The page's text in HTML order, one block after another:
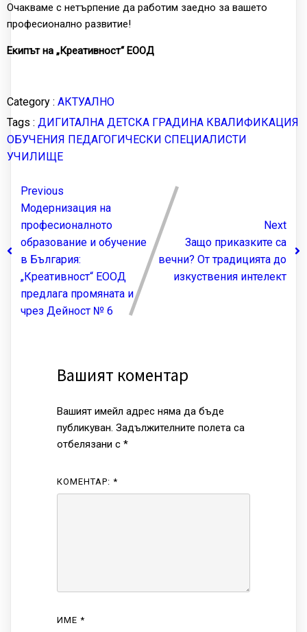
Очакваме с нетърпение да работим заедно за вашето
професионално развитие!
Екипът на „Креативност“ ЕООД
Category : АКТУАЛНО
Tags : ДИГИТАЛНА ДЕТСКА ГРАДИНА КВАЛИФИКАЦИЯ
ОБУЧЕНИЯ ПЕДАГОГИЧЕСКИ СПЕЦИАЛИСТИ
УЧИЛИЩЕ
Previous
Модернизация на
професионалното
образование и обучение
в България:
„Креативност“ ЕООД
предлага промяната и
чрез Дейност № 6
Next
Защо приказките са
вечни? От традицията до
изкуствения интелект
Вашият коментар
Вашият имейл адрес няма да бъде
публикуван. Задължителните полета са
отбелязани с *
КОМЕНТАР: *
ИМЕ *